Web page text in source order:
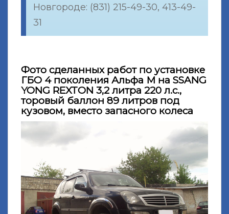
Новгороде: (831) 215-49-30, 413-49-
31
Фото сделанных работ по установке
ГБО 4 поколения Альфа М на SSANG
YONG REXTON 3,2 литра 220 л.с.,
торовый баллон 89 литров под
кузовом, вместо запасного колеса